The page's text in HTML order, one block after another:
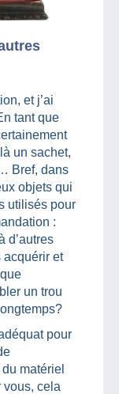
et j’ai
tant que
un sachet,
Bref, dans
objets qui
utilisés pour
:
d’autres
et
un trou
pour
du matériel
vous, cela